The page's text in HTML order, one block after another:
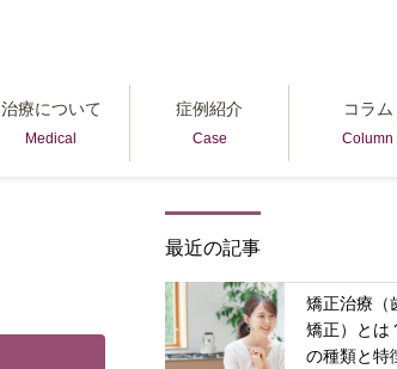
治療について
Medical
症例紹介
Case
コラム
Column
最近の記事
矯正治療（
矯正）とは
の種類と特